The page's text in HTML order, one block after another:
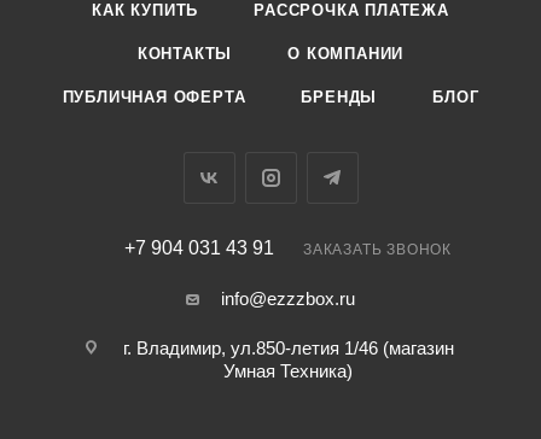
КАК КУПИТЬ РАССРОЧКА ПЛАТЕЖА
КОНТАКТЫ О КОМПАНИИ
ПУБЛИЧНАЯ ОФЕРТА БРЕНДЫ БЛОГ
+7 904 031 43 91 ЗАКАЗАТЬ ЗВОНОК
info@ezzzbox.ru
г. Владимир, ул.850-летия 1/46 (магазин
Умная Техника)